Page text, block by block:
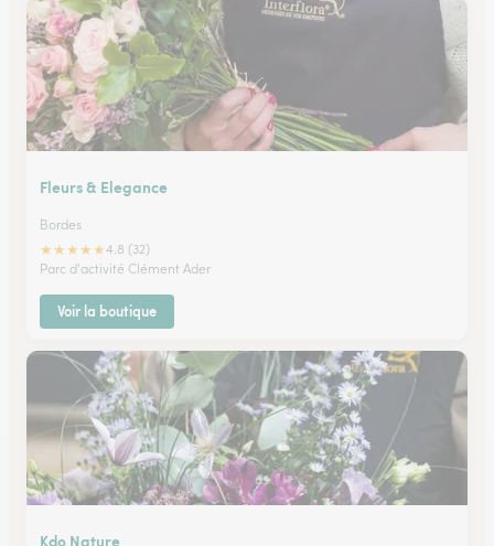
Fleurs & Elegance
Bordes
★★★★★4.8 (32)
Parc d'activité Clément Ader
Voir la boutique
Kdo Nature